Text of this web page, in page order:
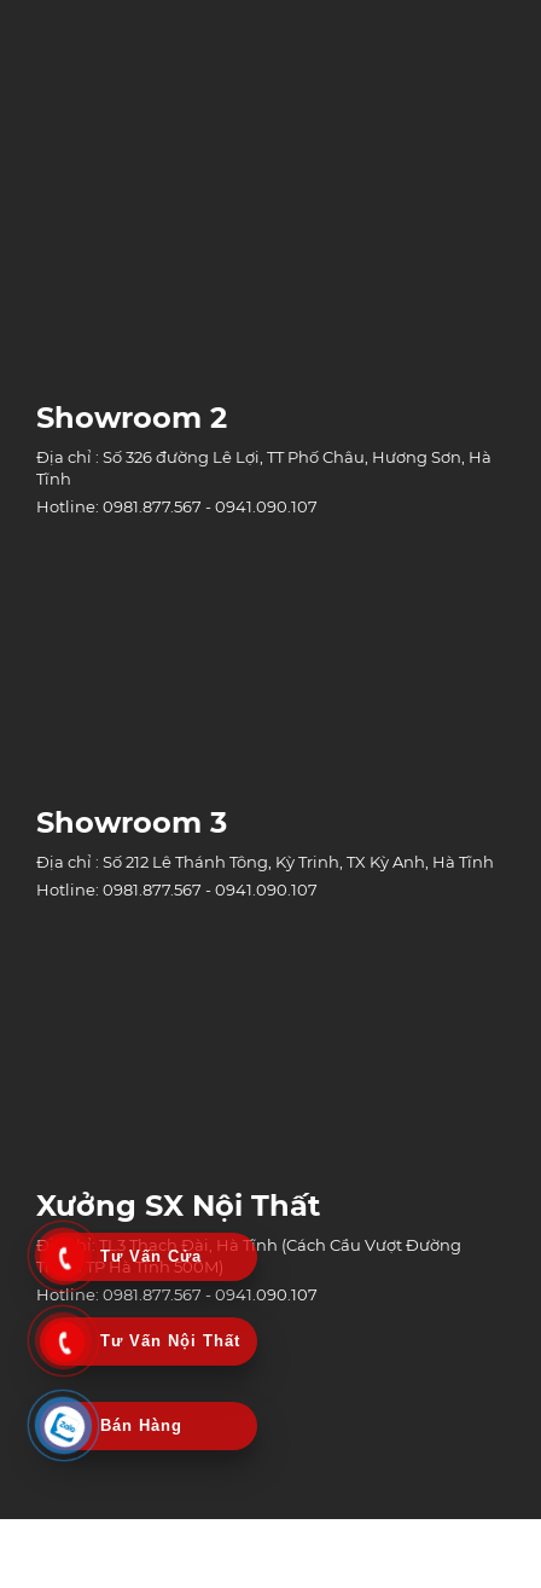
Showroom 2
Địa chỉ : Số 326 đường Lê Lợi, TT Phố Châu, Hương Sơn, Hà
Tĩnh
Hotline: 0981.877.567 - 0941.090.107
Showroom 3
Địa chỉ : Số 212 Lê Thánh Tông, Kỳ Trinh, TX Kỳ Anh, Hà Tĩnh
Hotline: 0981.877.567 - 0941.090.107
Xưởng SX Nội Thất
Địa chỉ: TL3 Thạch Đài, Hà Tĩnh (Cách Cầu Vượt Đường
Tránh TP Hà Tĩnh 500M)
Hotline: 0981.877.567 - 0941.090.107
Tư Vấn Cửa
Tư Vấn Nội Thất
Bán Hàng